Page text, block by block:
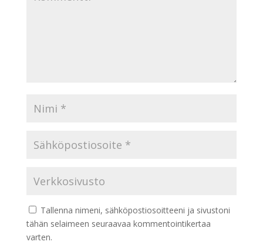
Tallenna nimeni, sähköpostiosoitteeni ja sivustoni
tähän selaimeen seuraavaa kommentointikertaa
varten.